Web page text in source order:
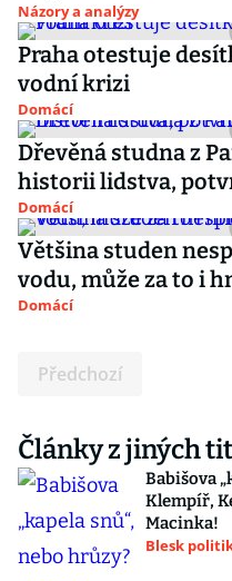
Názory a analýzy
Praha otestuje
vodní krizi
Domácí
Dřevěná studna z
historii lidstva,
Domácí
Většina studen
vodu, může za to i
Domácí
Předchozí
Články z jiných
Babišova
Klempíř,
Macinka!
Blesk